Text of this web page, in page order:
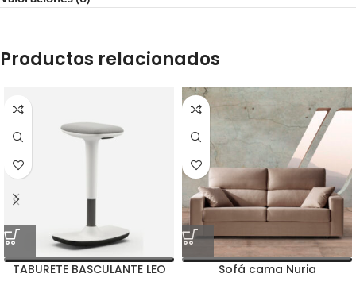
Productos relacionados
TABURETE BASCULANTE LEO Sofá cama Nuria